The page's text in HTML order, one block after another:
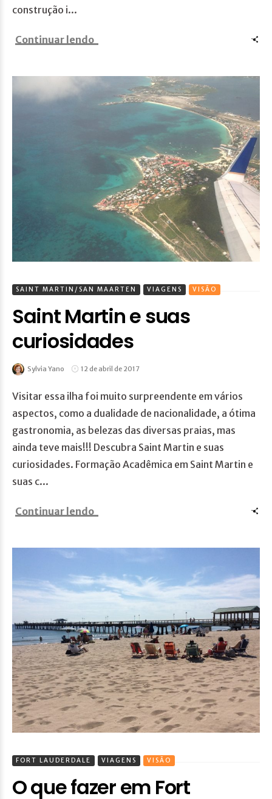
construção i...
Continuar lendo
SAINT MARTIN/SAN MAARTEN VIAGENS VISÃO
Saint Martin e suas
curiosidades
Sylvia Yano 12 de abril de 2017
Visitar essa ilha foi muito surpreendente em vários
aspectos, como a dualidade de nacionalidade, a ótima
gastronomia, as belezas das diversas praias, mas
ainda teve mais!!! Descubra Saint Martin e suas
curiosidades. Formação Acadêmica em Saint Martin e
suas c...
Continuar lendo
FORT LAUDERDALE VIAGENS VISÃO
O que fazer em Fort